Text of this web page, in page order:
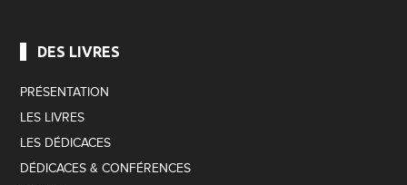
DES LIVRES
PRÉSENTATION
LES LIVRES
LES DÉDICACES
DÉDICACES & CONFÉRENCES